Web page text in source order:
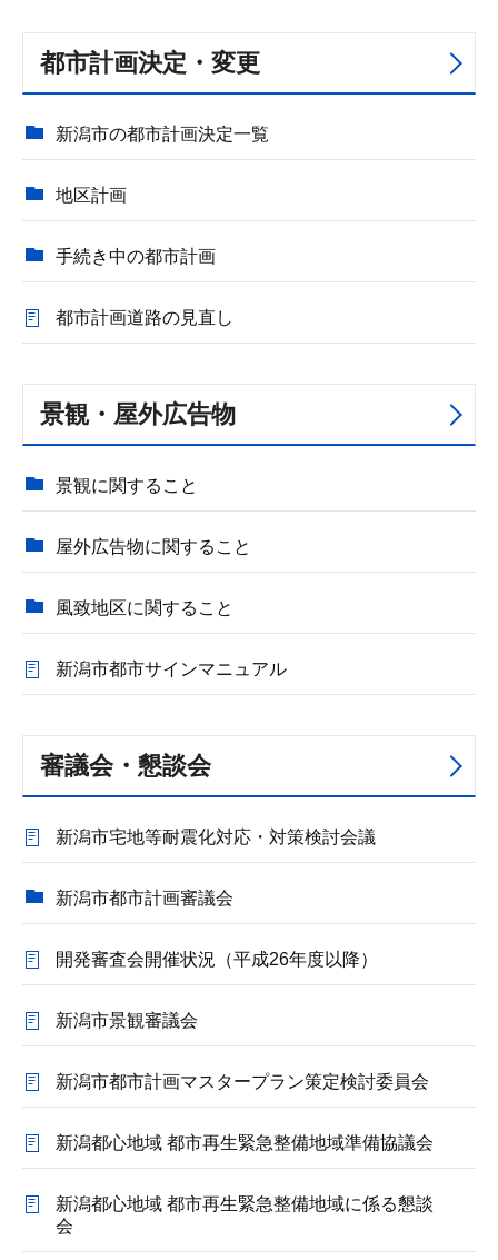
都市計画決定・変更
新潟市の都市計画決定一覧
地区計画
手続き中の都市計画
都市計画道路の見直し
景観・屋外広告物
景観に関すること
屋外広告物に関すること
風致地区に関すること
新潟市都市サインマニュアル
審議会・懇談会
新潟市宅地等耐震化対応・対策検討会議
新潟市都市計画審議会
開発審査会開催状況（平成26年度以降）
新潟市景観審議会
新潟市都市計画マスタープラン策定検討委員会
新潟都心地域 都市再生緊急整備地域準備協議会
新潟都心地域 都市再生緊急整備地域に係る懇談
会